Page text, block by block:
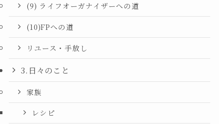
(9) ライフオーガナイザーへの道
(10)FPへの道
リユース・手放し
3.日々のこと
家族
レシピ